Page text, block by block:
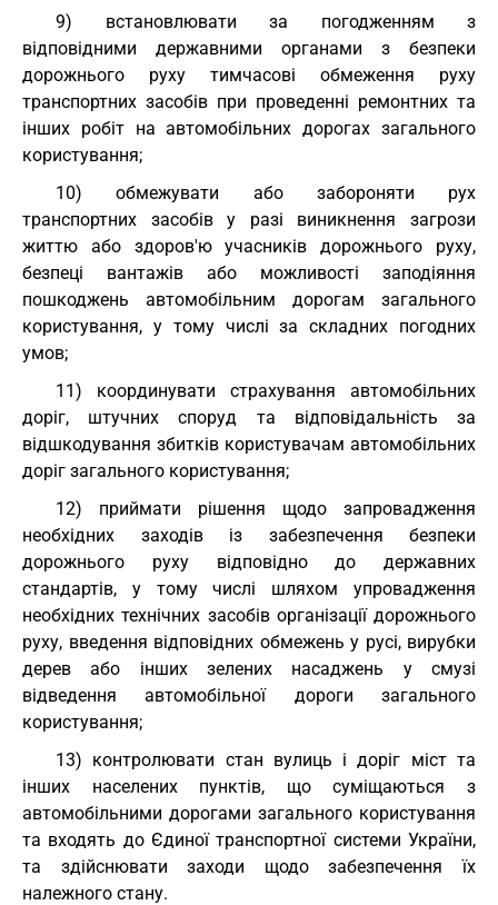
9) встановлювати за погодженням з
відповідними державними органами з безпеки
дорожнього руху тимчасові обмеження руху
транспортних засобів при проведенні ремонтних та
інших робіт на автомобільних дорогах загального
користування;
10) обмежувати або забороняти рух
транспортних засобів у разі виникнення загрози
життю або здоров'ю учасників дорожнього руху,
безпеці вантажів або можливості заподіяння
пошкоджень автомобільним дорогам загального
користування, у тому числі за складних погодних
умов;
11) координувати страхування автомобільних
доріг, штучних споруд та відповідальність за
відшкодування збитків користувачам автомобільних
доріг загального користування;
12) приймати рішення щодо запровадження
необхідних заходів із забезпечення безпеки
дорожнього руху відповідно до державних
стандартів, у тому числі шляхом упровадження
необхідних технічних засобів організації дорожнього
руху, введення відповідних обмежень у русі, вирубки
дерев або інших зелених насаджень у смузі
відведення автомобільної дороги загального
користування;
13) контролювати стан вулиць і доріг міст та
інших населених пунктів, що суміщаються з
автомобільними дорогами загального користування
та входять до Єдиної транспортної системи України,
та здійснювати заходи щодо забезпечення їх
належного стану.